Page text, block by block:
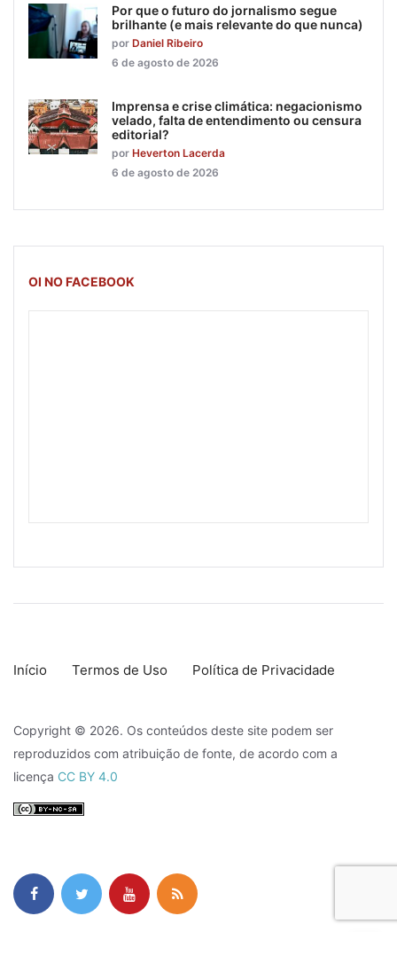
Por que o futuro do jornalismo segue
brilhante (e mais relevante do que nunca)
por Daniel Ribeiro
6 de agosto de 2026
Imprensa e crise climática: negacionismo
velado, falta de entendimento ou censura
editorial?
por Heverton Lacerda
6 de agosto de 2026
OI NO FACEBOOK
Início Termos de Uso Política de Privacidade
Copyright © 2026. Os conteúdos deste site podem ser
reproduzidos com atribuição de fonte, de acordo com a
licença CC BY 4.0